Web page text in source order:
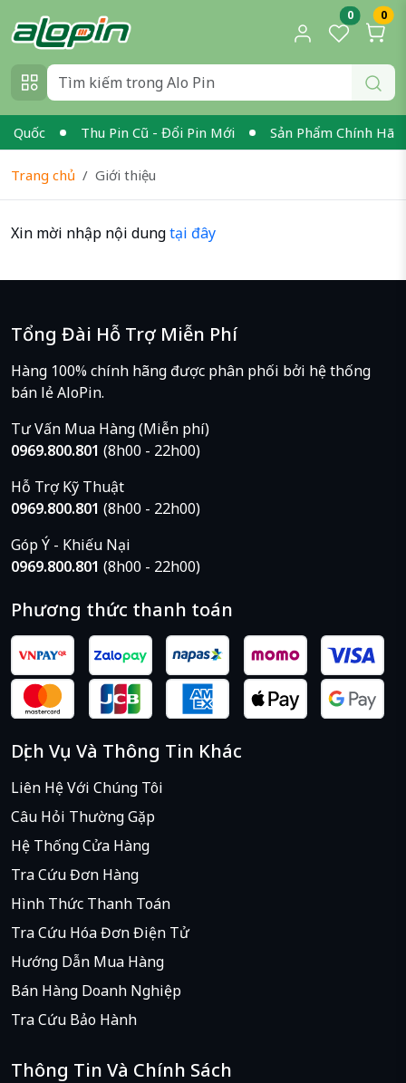
0 0
Quốc Thu Pin Cũ - Đổi Pin Mới Sản Phẩm Chính
Trang chủ Giới thiệu
Xin mời nhập nội dungtại đây
Tổng Đài Hỗ Trợ Miễn Phí
Hàng 100% chính hãng được phân phối bởi hệ thống
bán lẻ AloPin.
Tư Vấn Mua Hàng (Miễn phí)
0969.800.801 (8h00 - 22h00)
Hỗ Trợ Kỹ Thuật
0969.800.801 (8h00 - 22h00)
Góp Ý - Khiếu Nại
0969.800.801 (8h00 - 22h00)
Phương thức thanh toán
Dịch Vụ Và Thông Tin Khác
Liên Hệ Với Chúng Tôi
Câu Hỏi Thường Gặp
Hệ Thống Cửa Hàng
Tra Cứu Đơn Hàng
Hình Thức Thanh Toán
Tra Cứu Hóa Đơn Điện Tử
Hướng Dẫn Mua Hàng
Bán Hàng Doanh Nghiệp
Tra Cứu Bảo Hành
Thông Tin Và Chính Sách